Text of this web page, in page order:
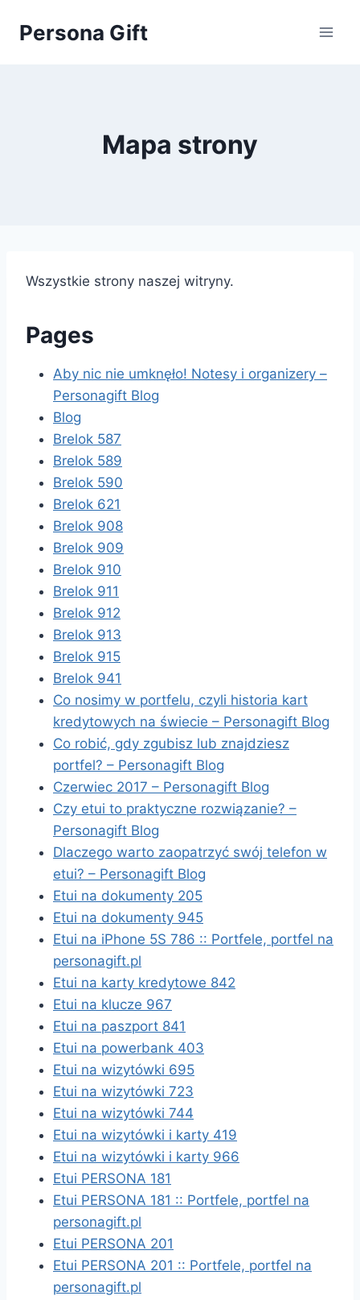
Persona Gift
Mapa strony
Wszystkie strony naszej witryny.
Pages
Aby nic nie umknęło! Notesy i organizery –
Personagift Blog
Blog
Brelok 587
Brelok 589
Brelok 590
Brelok 621
Brelok 908
Brelok 909
Brelok 910
Brelok 911
Brelok 912
Brelok 913
Brelok 915
Brelok 941
Co nosimy w portfelu, czyli historia kart
kredytowych na świecie – Personagift Blog
Co robić, gdy zgubisz lub znajdziesz
portfel? – Personagift Blog
Czerwiec 2017 – Personagift Blog
Czy etui to praktyczne rozwiązanie? –
Personagift Blog
Dlaczego warto zaopatrzyć swój telefon w
etui? – Personagift Blog
Etui na dokumenty 205
Etui na dokumenty 945
Etui na iPhone 5S 786 :: Portfele, portfel na
personagift.pl
Etui na karty kredytowe 842
Etui na klucze 967
Etui na paszport 841
Etui na powerbank 403
Etui na wizytówki 695
Etui na wizytówki 723
Etui na wizytówki 744
Etui na wizytówki i karty 419
Etui na wizytówki i karty 966
Etui PERSONA 181
Etui PERSONA 181 :: Portfele, portfel na
personagift.pl
Etui PERSONA 201
Etui PERSONA 201 :: Portfele, portfel na
personagift.pl